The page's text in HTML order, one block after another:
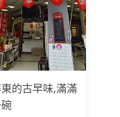
的古早味,滿滿